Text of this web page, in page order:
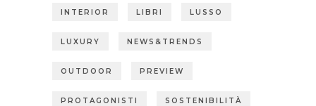
INTERIOR LIBRI LUSSO
LUXURY NEWS&TRENDS
OUTDOOR PREVIEW
PROTAGONISTI SOSTENIBILITÀ